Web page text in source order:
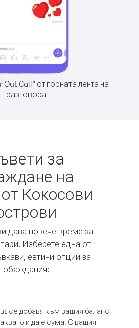
Out Call” от горната лента на
разговора
за
на
Кокосови
дава повече време за
Изберете една от
евтини опции за
обаждания:
се добавя към вашия баланс
и да е сума. С вашия